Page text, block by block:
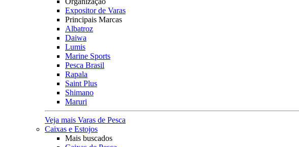
Expositor de Varas
Principais Marcas
Albatroz
Daiwa
Lumis
Marine Sports
Pesca Brasil
Rapala
Saint Plus
Shimano
Maruri
Veja mais Varas de Pesca
Caixas e Estojos
Mais buscados